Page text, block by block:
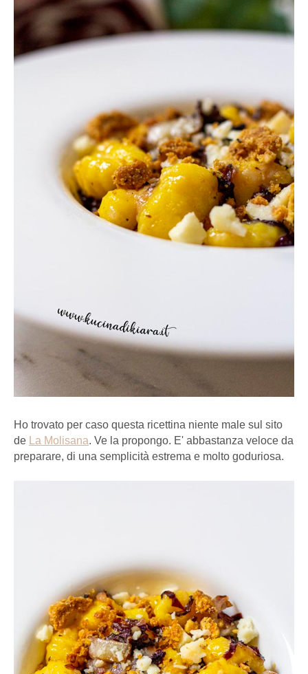
Ho trovato per caso questa ricettina niente male sul sito
de
La Molisana. Ve la propongo. E' abbastanza veloce da
preparare, di una semplicità estrema e molto goduriosa.